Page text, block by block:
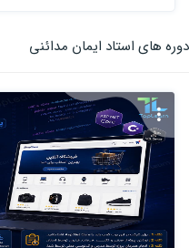
دوره های استاد ایمان مدائنی